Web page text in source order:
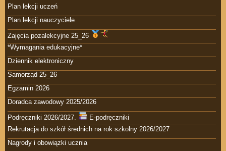
Plan lekcji uczeń
Plan lekcji nauczyciele
Zajęcia pozalekcyjne 25_26
*Wymagania edukacyjne*
Dziennik elektroniczny
Samorząd 25_26
Egzamin 2026
Doradca zawodowy 2025/2026
Podręczniki 2026/2027.
E-podręczniki
Rekrutacja do szkół średnich na rok szkolny 2026/2027
Nagrody i obowiązki ucznia